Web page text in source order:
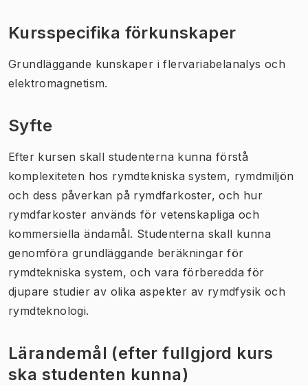
Kursspecifika förkunskaper
Grundläggande kunskaper i flervariabelanalys och
elektromagnetism.
Syfte
Efter kursen skall studenterna kunna förstå
komplexiteten hos rymdtekniska system, rymdmiljön
och dess påverkan på rymdfarkoster, och hur
rymdfarkoster används för vetenskapliga och
kommersiella ändamål. Studenterna skall kunna
genomföra grundläggande beräkningar för
rymdtekniska system, och vara förberedda för
djupare studier av olika aspekter av rymdfysik och
rymdteknologi.
Lärandemål (efter fullgjord kurs
ska studenten kunna)